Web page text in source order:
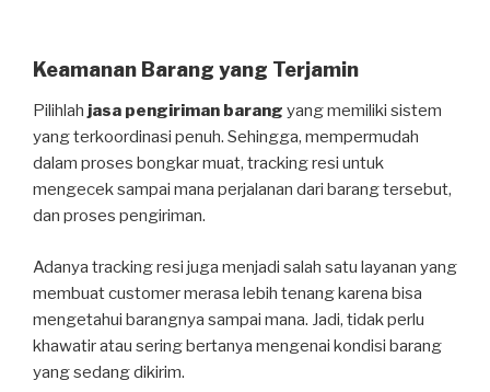
Keamanan Barang yang Terjamin
Pilihlah jasa pengiriman barang yang memiliki sistem
yang terkoordinasi penuh. Sehingga, mempermudah
dalam proses bongkar muat, tracking resi untuk
mengecek sampai mana perjalanan dari barang tersebut,
dan proses pengiriman.
Adanya tracking resi juga menjadi salah satu layanan yang
membuat customer merasa lebih tenang karena bisa
mengetahui barangnya sampai mana. Jadi, tidak perlu
khawatir atau sering bertanya mengenai kondisi barang
yang sedang dikirim.